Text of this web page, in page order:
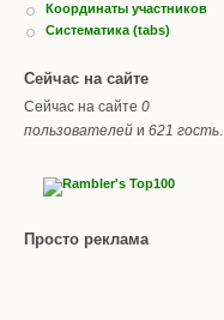
Координаты участников
Систематика (tabs)
Сейчас на сайте
Сейчас на сайте 0
пользователей и 621 гость.
Просто реклама